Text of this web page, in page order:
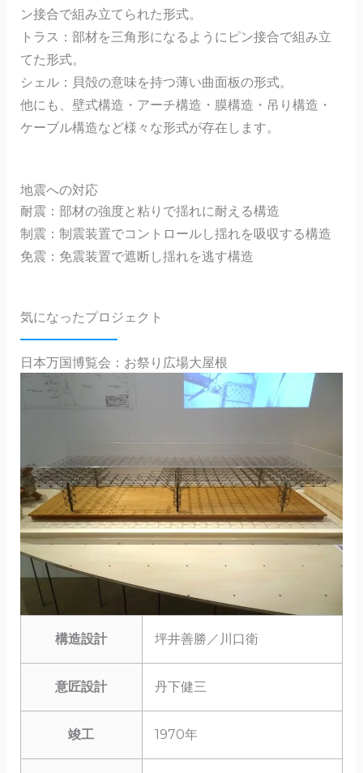
ン接合で組み立てられた形式。
トラス：部材を三角形になるようにピン接合で組み立
てた形式。
シェル：貝殻の意味を持つ薄い曲面板の形式。
他にも、壁式構造・アーチ構造・膜構造・吊り構造・
ケーブル構造など様々な形式が存在します。
地震への対応
耐震：部材の強度と粘りで揺れに耐える構造
制震：制震装置でコントロールし揺れを吸収する構造
免震：免震装置で遮断し揺れを逃す構造
気になったプロジェクト
日本万国博覧会：お祭り広場大屋根
構造設計 坪井善勝／川口衛
意匠設計 丹下健三
竣工 1970年